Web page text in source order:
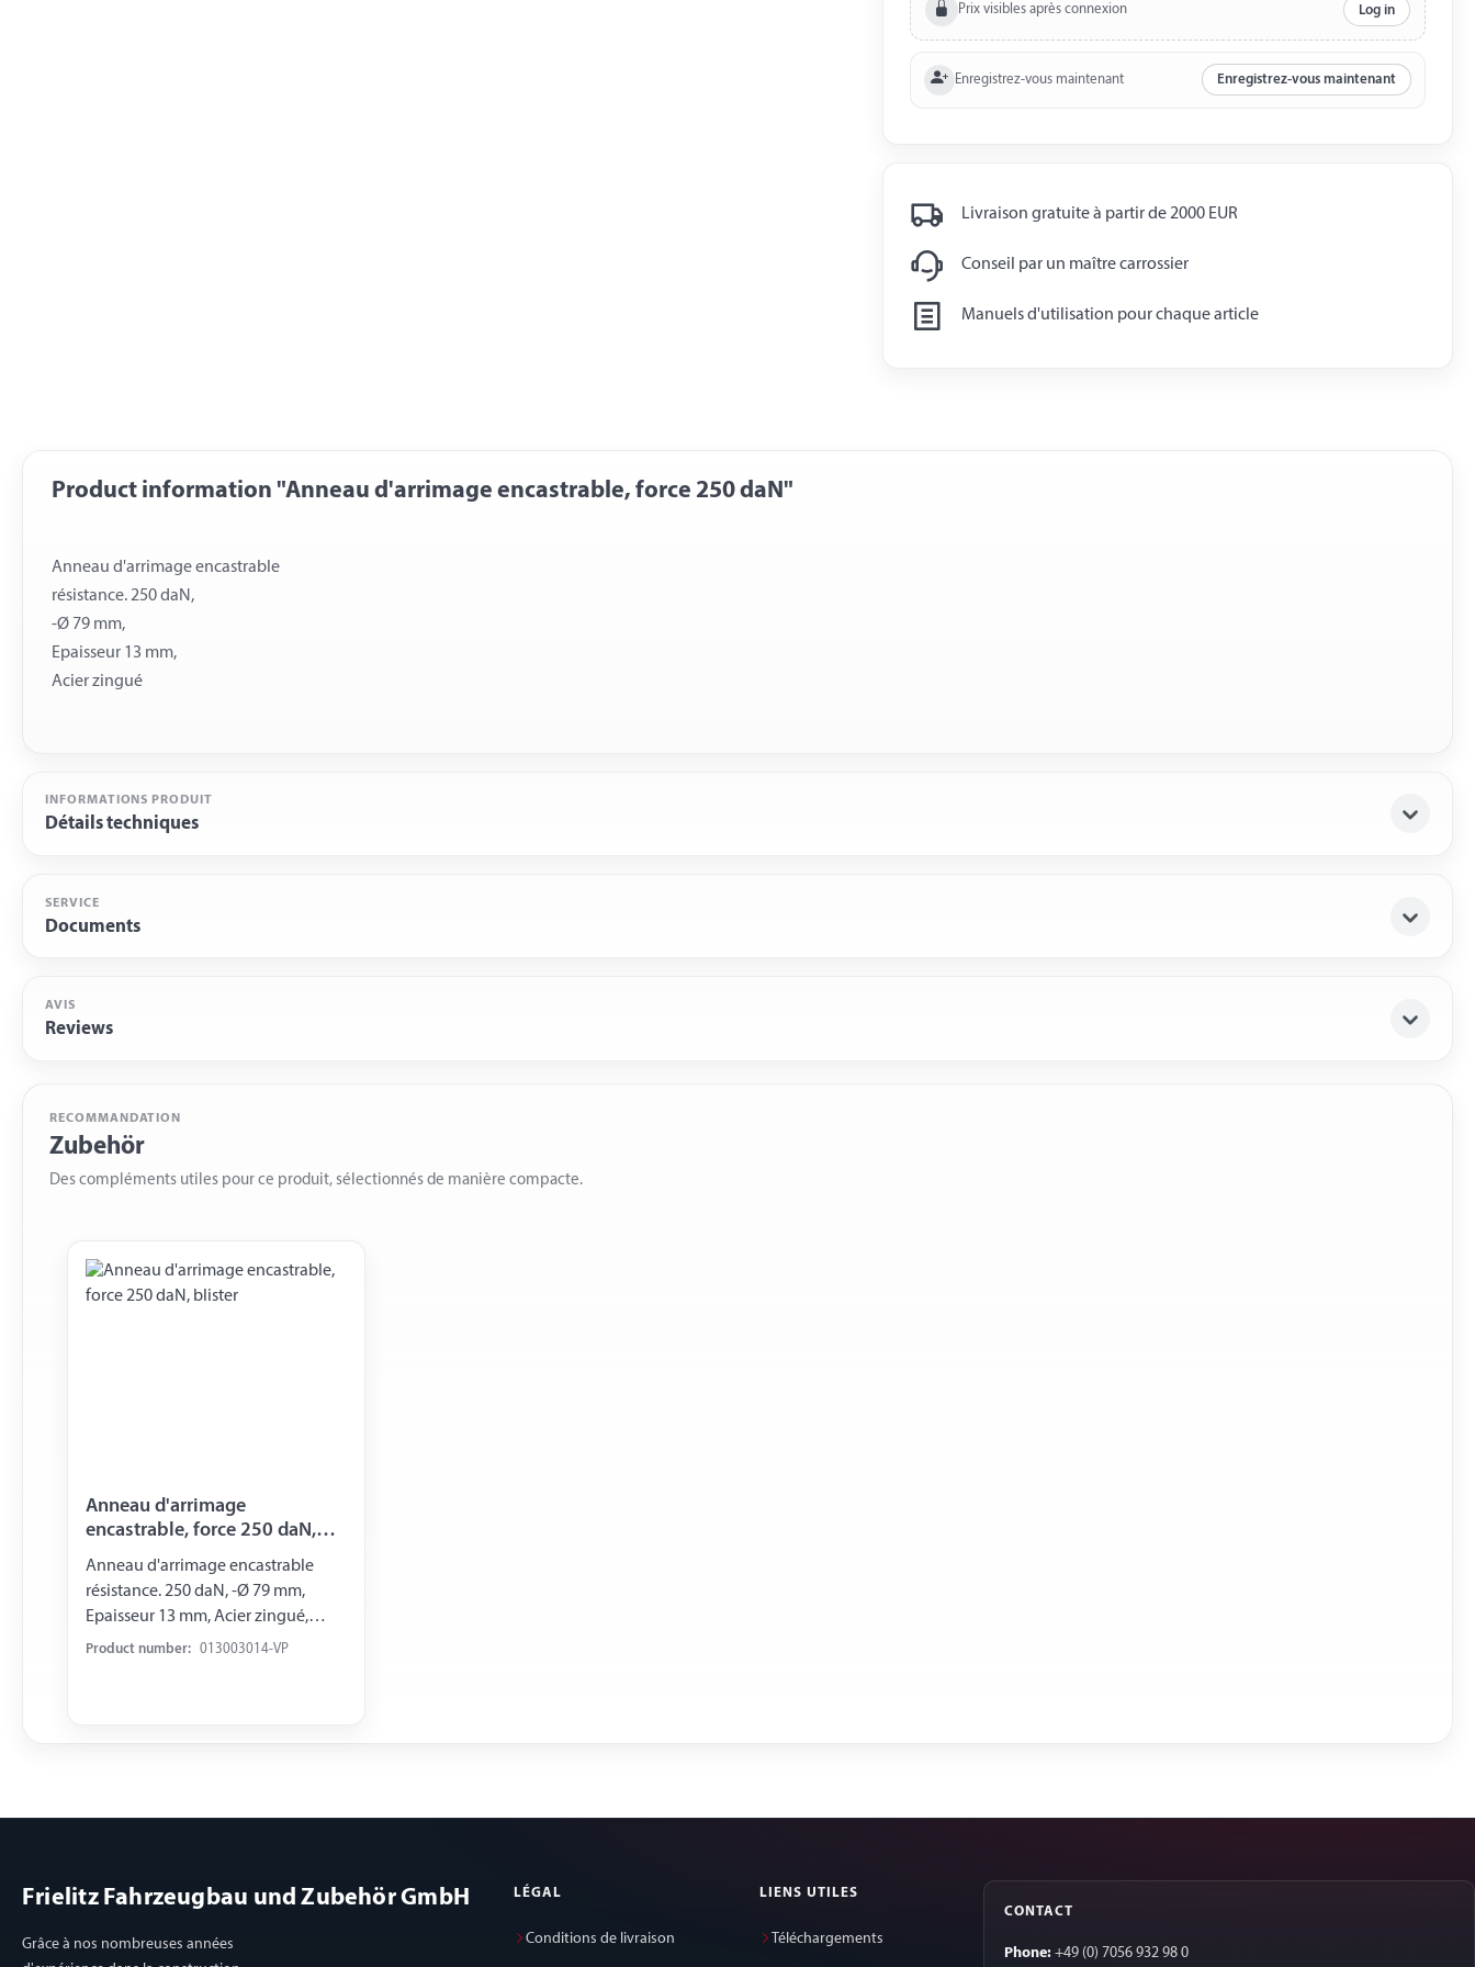
Prix visibles après connexion Log in
Enregistrez-vous maintenant Enregistrez-vous maintenant
Livraison gratuite à partir de 2000 EUR
Conseil par un maître carrossier
Manuels d'utilisation pour chaque article
Product information "Anneau d'arrimage encastrable, force 250 daN"
Anneau d'arrimage encastrable
résistance. 250 daN,
-Ø 79 mm,
Epaisseur 13 mm,
Acier zingué
INFORMATIONS PRODUIT
Détails techniques
SERVICE
Documents
AVIS
Reviews
RECOMMANDATION
Zubehör
Des compléments utiles pour ce produit, sélectionnés de manière compacte.
Anneau d'arrimage
encastrable, force 250 daN,
blister
Anneau d'arrimage encastrable
résistance. 250 daN, -Ø 79 mm,
Epaisseur 13 mm, Acier zingué,
emballé sous blister
Product number: 013003014-VP
Frielitz Fahrzeugbau und Zubehör GmbH
Grâce à nos nombreuses années
LÉGAL
Conditions de livraison
LIENS UTILES
Téléchargements
CONTACT
Phone: +49 (0) 7056 932 98 0